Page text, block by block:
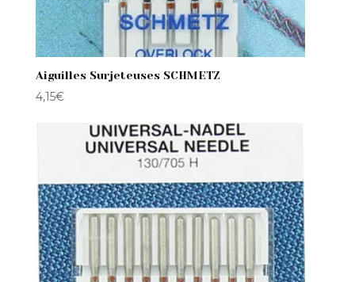
Aiguilles Surjeteuses SCHMETZ
4,15€